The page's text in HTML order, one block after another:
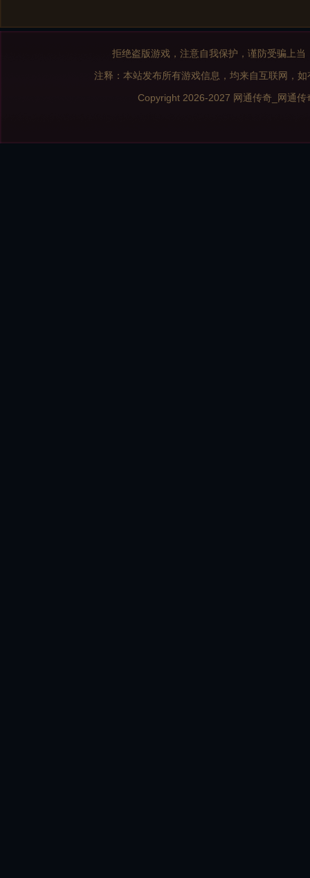
拒绝盗版游戏，注意自我保护，谨防受骗上
注释：本站发布所有游戏信息，均来自互联网，
Copyright 2026-2027 网通传奇_网通